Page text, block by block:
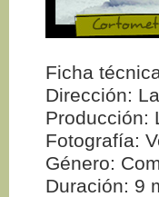
Ficha
Dirección:
Producción:
Fotografía:
Género:
Duración: 9